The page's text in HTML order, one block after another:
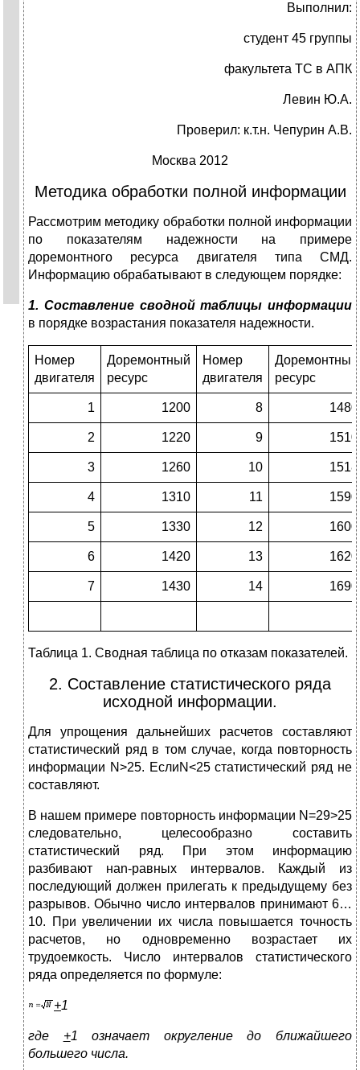
Выполнил:
студент 45 группы
факультета ТС в АПК
Левин Ю.А.
Проверил: к.т.н. Чепурин А.В.
Москва 2012
Методика обработки полной информации
Рассмотрим методику обработки полной информации
по показателям надежности на примере
доремонтного ресурса двигателя типа CМД.
Информацию обрабатывают в следующем порядке:
1. Составление сводной таблицы информации
в порядке возрастания показателя надежности.
Номер
двигателя
Доремонтный
ресурс
Номер
двигателя
Доремонтный
ресурс
1 1200 8 1480
2 1220 9 1510
3 1260 10 1518
4 1310 11 1590
5 1330 12 1600
6 1420 13 1620
7 1430 14 1690
Таблица 1. Сводная таблица по отказам показателей.
2. Составление статистического ряда
исходной информации.
Для упрощения дальнейших расчетов составляют
статистический ряд в том случае, когда повторность
информации N>25. ЕслиN<25 статистический ряд не
составляют.
В нашем примере повторность информации N=29>25
следовательно, целесообразно составить
статистический ряд. При этом информацию
разбивают наn-равных интервалов. Каждый из
последующий должен прилегать к предыдущему без
разрывов. Обычно число интервалов принимают 6…
10. При увеличении их числа повышается точность
расчетов, но одновременно возрастает их
трудоемкость. Число интервалов статистического
ряда определяется по формуле:
+1
где +1 означает округление до ближайшего
большего числа.